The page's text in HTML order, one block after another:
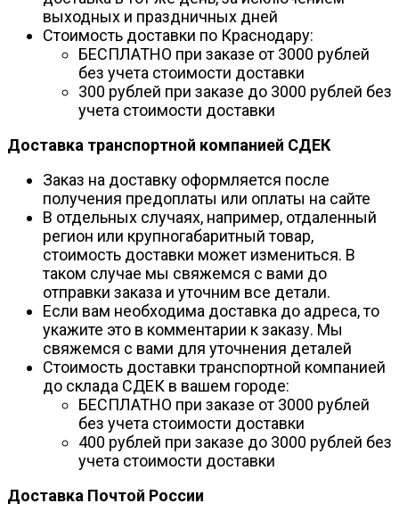
выходных и праздничных дней
Стоимость доставки по Краснодару:
БЕСПЛАТНО при заказе от 3000 рублей
без учета стоимости доставки
300 рублей при заказе до 3000 рублей без
учета стоимости доставки
Доставка транспортной компанией СДЕК
Заказ на доставку оформляется после
получения предоплаты или оплаты на сайте
В отдельных случаях, например, отдаленный
регион или крупногабаритный товар,
стоимость доставки может измениться. В
таком случае мы свяжемся с вами до
отправки заказа и уточним все детали.
Если вам необходима доставка до адреса, то
укажите это в комментарии к заказу. Мы
свяжемся с вами для уточнения деталей
Стоимость доставки транспортной компанией
до склада СДЕК в вашем городе:
БЕСПЛАТНО при заказе от 3000 рублей
без учета стоимости доставки
400 рублей при заказе до 3000 рублей без
учета стоимости доставки
Доставка Почтой России